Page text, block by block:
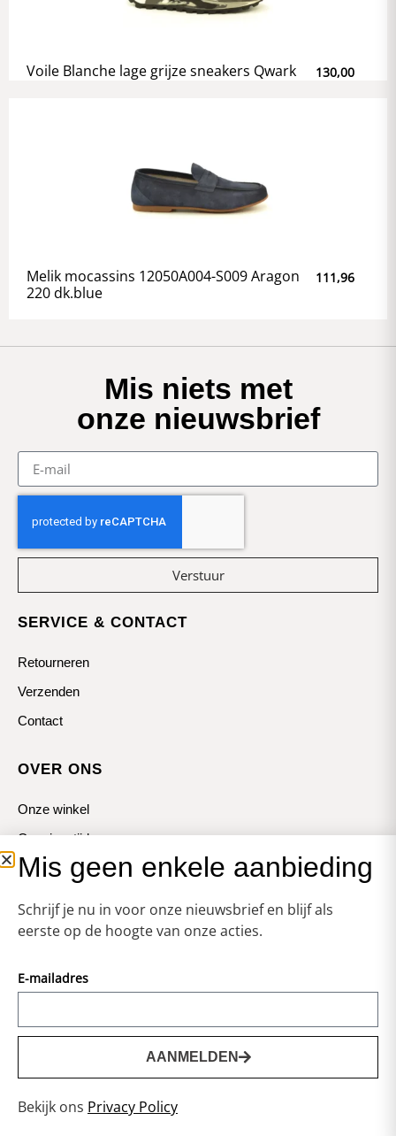
Voile Blanche lage grijze sneakers Qwark 130,00
Melik mocassins 12050A004-S009 Aragon
220 dk.blue
111,96
Mis niets met
onze nieuwsbrief
Verstuur
SERVICE & CONTACT
Retourneren
Verzenden
Contact
OVER ONS
Onze winkel
Openingstijden
Koopzondagen
Vormgeving & Techniek:
Voorwaarden
Mis geen enkele aanbieding
Schrijf je nu in voor onze nieuwsbrief en blijf als
eerste op de hoogte van onze acties.
E-mailadres
AANMELDEN
Bekijk ons Privacy Policy